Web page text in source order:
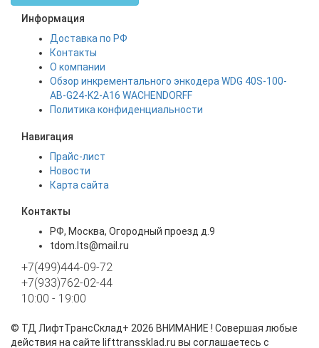
Информация
Доставка по РФ
Контакты
О компании
Обзор инкрементального энкодера WDG 40S-100-
AB-G24-K2-A16 WACHENDORFF
Политика конфиденциальности
Навигация
Прайс-лист
Новости
Карта сайта
Контакты
РФ, Москва, Огородный проезд д.9
tdom.lts@mail.ru
+7(499)444-09-72
+7(933)762-02-44
10:00 - 19:00
© ТД ЛифтТрансСклад+ 2026 ВНИМАНИЕ ! Совершая любые
действия на сайте lifttranssklad.ru вы соглашаетесь с